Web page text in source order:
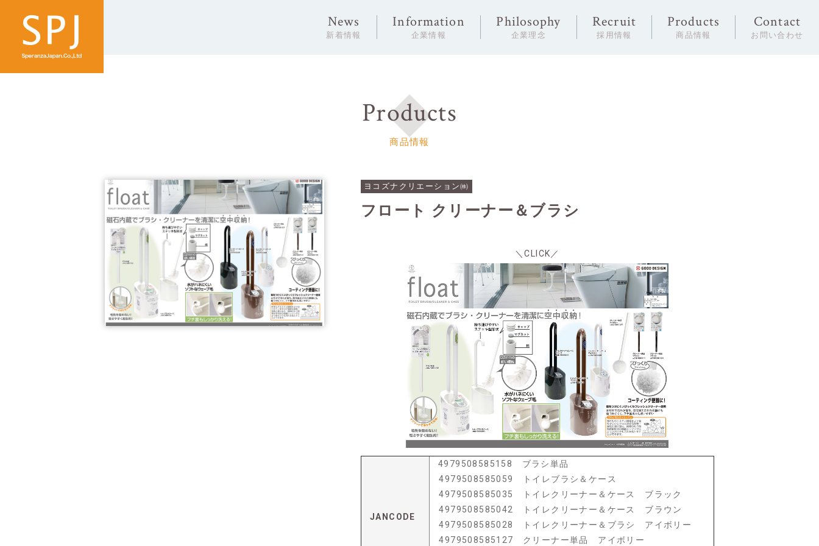
News
新着情報
Information
企業情報
Philosophy
企業理念
Recruit
採用情報
Products
商品情報
Contact
お問い合わせ
Products
商品情報
ヨコズナクリエーション㈱
フロート クリーナー＆ブラシ
＼CLICK／
JANCODE
4979508585158 ブラシ単品
4979508585059 トイレブラシ＆ケース
4979508585035 トイレクリーナー＆ケース ブラック
4979508585042 トイレクリーナー＆ケース ブラウン
4979508585028 トイレクリーナー＆ブラシ アイボリー
4979508585127 クリーナー単品 アイボリー